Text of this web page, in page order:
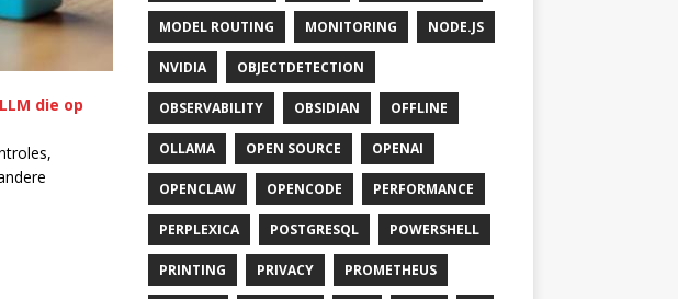
die op
MODEL ROUTING MONITORING NODE.JS
NVIDIA OBJECTDETECTION
OBSERVABILITY OBSIDIAN OFFLINE
OLLAMA OPEN SOURCE OPENAI
OPENCLAW OPENCODE PERFORMANCE
PERPLEXICA POSTGRESQL POWERSHELL
PRINTING PRIVACY PROMETHEUS